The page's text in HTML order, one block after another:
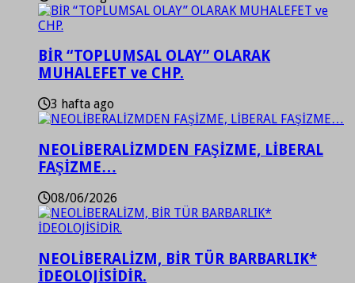
BİR “TOPLUMSAL OLAY” OLARAK
MUHALEFET ve CHP.
3 hafta ago
NEOLİBERALİZMDEN FAŞİZME, LİBERAL
FAŞİZME…
08/06/2026
NEOLİBERALİZM, BİR TÜR BARBARLIK*
İDEOLOJİSİDİR.